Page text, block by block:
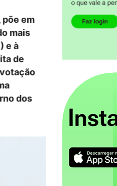
põe em
mais
e à
de
dos